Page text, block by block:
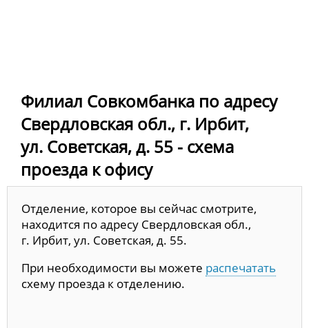
Филиал Совкомбанка по адресу
Свердловская обл., г. Ирбит,
ул. Советская, д. 55 - схема
проезда к офису
Отделение, которое вы сейчас смотрите,
находится по адресу Свердловская обл.,
г. Ирбит, ул. Советская, д. 55.
При необходимости вы можете распечатать
схему проезда к отделению.